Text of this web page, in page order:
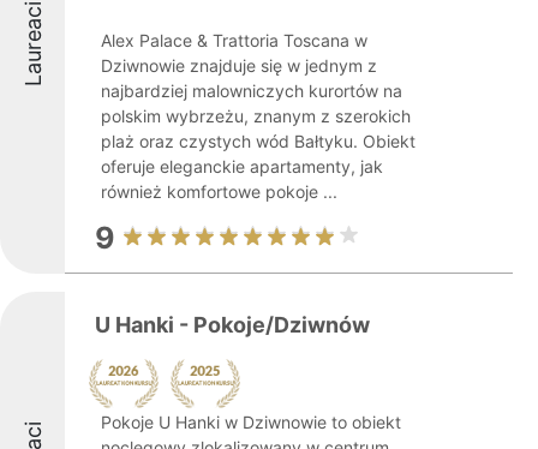
Laureaci
Alex Palace & Trattoria Toscana w
Dziwnowie znajduje się w jednym z
najbardziej malowniczych kurortów na
polskim wybrzeżu, znanym z szerokich
plaż oraz czystych wód Bałtyku. Obiekt
oferuje eleganckie apartamenty, jak
również komfortowe pokoje ...
9
U Hanki - Pokoje/Dziwnów
Pokoje U Hanki w Dziwnowie to obiekt